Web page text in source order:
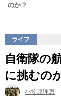
のか？
ライフ
自衛隊の
に挑むの
小笠原理恵